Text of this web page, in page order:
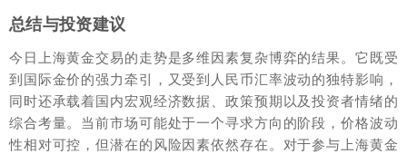
总结与投资建议
今日上海黄金交易的走势是多维因素复杂博弈的结果。它既受
到国际金价的强力牵引，又受到人民币汇率波动的独特影响，
同时还承载着国内宏观经济数据、政策预期以及投资者情绪的
综合考量。当前市场可能处于一个寻求方向的阶段，价格波动
性相对可控，但潜在的风险因素依然存在。对于参与上海黄金